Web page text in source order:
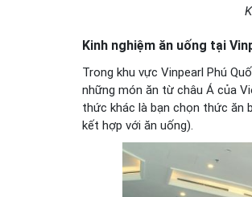
Kinh nghiệm ăn uống tại
Trong khu vực Vinpearl Phú
những món ăn từ châu Á của
thức khác là bạn chọn thức ăn
kết hợp với ăn uống).